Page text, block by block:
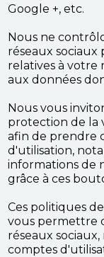
Google +, etc.
Nous ne
réseaux
relatives à votre
aux données
Nous vous
protection de la
afin de prendre
d'utilisation,
informations de
grâce à ces
Ces politiques
vous permettre
réseaux
comptes